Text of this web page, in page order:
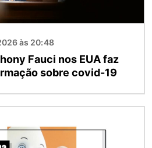
às 20:48
Fauci nos EUA faz
sobre covid-19